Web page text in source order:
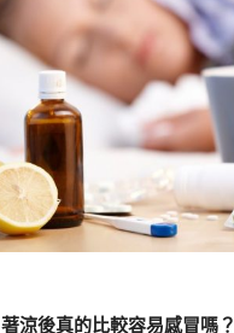
著涼後真的比較容易感冒嗎？